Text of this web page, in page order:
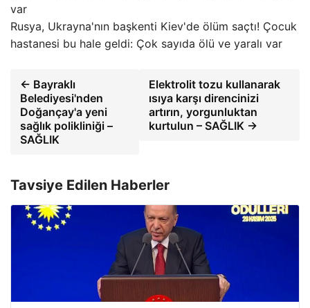
Rusya, Ukrayna'nın başkenti Kiev'de ölüm saçtı! Çocuk
hastanesi bu hale geldi: Çok sayıda ölü ve yaralı var
← Bayraklı
Belediyesi'nden
Doğançay'a yeni
sağlık polikliniği –
SAĞLIK
Elektrolit tozu kullanarak
ısıya karşı direncinizi
artırın, yorgunluktan
kurtulun – SAĞLIK →
Tavsiye Edilen Haberler